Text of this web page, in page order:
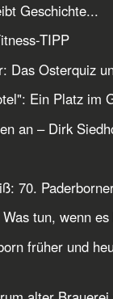
Geschichte...
TIPP
Das Osterquiz
Ein Platz im
an – Dirk
70.
tun, wenn es
früher und